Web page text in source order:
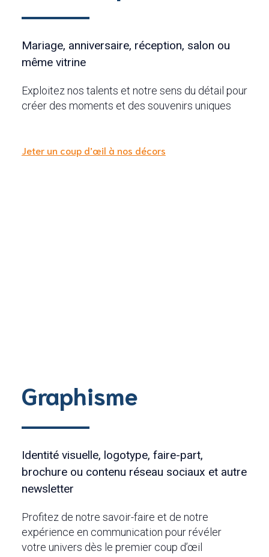
Mariage, anniversaire, réception, salon ou
même vitrine
Exploitez nos talents et notre sens du détail pour
créer des moments et des souvenirs uniques
Jeter un coup d’œil à nos décors
Graphisme
Identité visuelle, logotype, faire-part,
brochure ou contenu réseau sociaux et autre
newsletter
Profitez de notre savoir-faire et de notre
expérience en communication pour révéler
votre univers dès le premier coup d’œil